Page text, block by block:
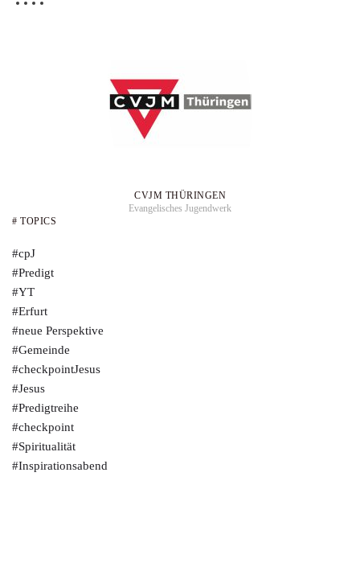
# TOPICS
#cpJ
#Predigt
#YT
#Erfurt
#neue Perspektive
#Gemeinde
#checkpointJesus
#Jesus
#Predigtreihe
#checkpoint
#Spiritualität
#Inspirationsabend
CVJM THÜRINGEN
Evangelisches Jugendwerk